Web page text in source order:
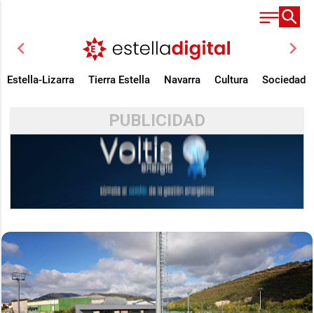
chevron_left chevron_right
Estella-Lizarra Tierra Estella Navarra Cultura Sociedad
PUBLICIDAD